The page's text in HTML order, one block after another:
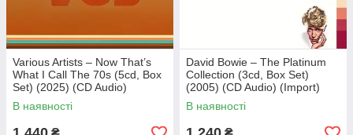
Various Artists – Now That’s
What I Call The 70s (5cd, Box
Set) (2025) (CD Audio)
(Import)
В наявності
David Bowie – The Platinum
Collection (3cd, Box Set)
(2005) (CD Audio) (Import)
В наявності